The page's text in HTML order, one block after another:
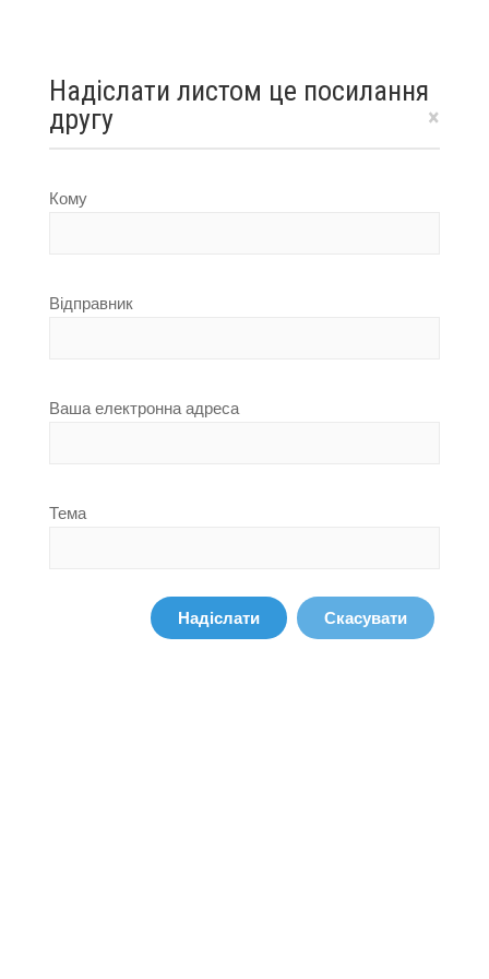
Надіслати листом це посилання
другу
×
Кому
Відправник
Ваша електронна адреса
Тема
Надіслати Скасувати